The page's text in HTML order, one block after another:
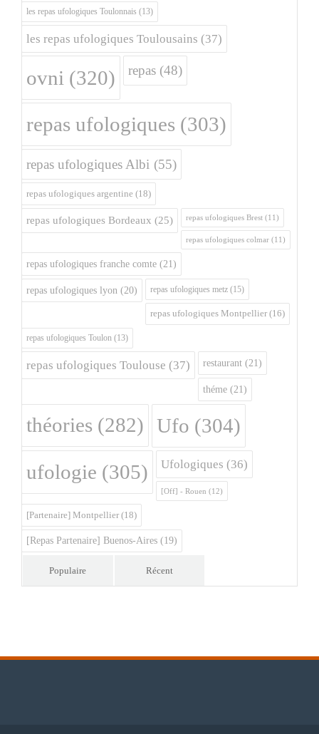
les repas ufologiques Toulonnais (13)
les repas ufologiques Toulousains (37)
ovni (320) repas (48)
repas ufologiques (303)
repas ufologiques Albi (55)
repas ufologiques argentine (18)
repas ufologiques Bordeaux (25) repas ufologiques Brest (11)
repas ufologiques colmar (11)
repas ufologiques franche comte (21)
repas ufologiques lyon (20) repas ufologiques metz (15)
repas ufologiques Montpellier (16)
repas ufologiques Toulon (13)
repas ufologiques Toulouse (37) restaurant (21)
théme (21)
théories (282) Ufo (304)
ufologie (305) Ufologiques (36)
[Off] - Rouen (12)
[Partenaire] Montpellier (18)
[Repas Partenaire] Buenos-Aires (19)
Populaire Récent